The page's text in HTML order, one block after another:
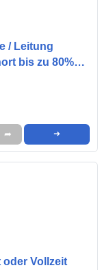
/ Leitung
bis zu 80%
➦ ➜
oder Vollzeit